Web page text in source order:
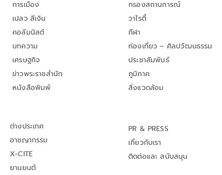
การเมือง
เปลว สีเงิน
คอลัมนิสต์
บทความ
เศรษฐกิจ
ข่าวพระราชสำนัก
หนังสือพิมพ์
กรองสถานการณ์
วาไรตี้
กีฬา
ท่องเที่ยว – ศิลปวัฒนธรรม
ประชาสัมพันธ์
ภูมิภาค
สิ่งแวดล้อม
ต่างประเทศ
อาชญากรรม
X-CITE
ยานยนต์
PR & PRESS
เกี่ยวกับเรา
ติดต่อและ สนับสนุน